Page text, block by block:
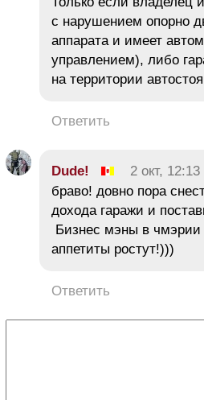
с нарушением опорно
аппарата и имеет
управлением), либо
на территории
Ответить
Dude! 2 окт, 12:13
браво! довно пора
дохода гаражи и
Бизнес мэны в
аппетиты ростут!)))
Ответить